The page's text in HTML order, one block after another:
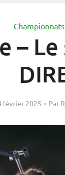
–
février 2025 Par